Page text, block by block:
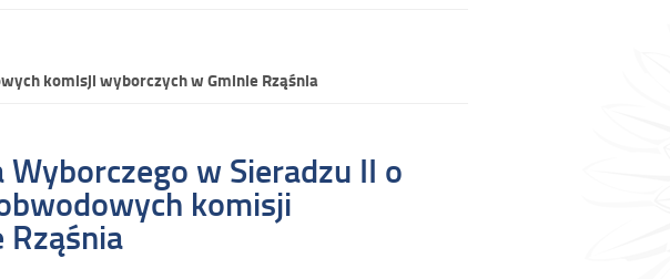
komisji wyborczych w Gminie Rząśnia
w Sieradzu II o
komisji